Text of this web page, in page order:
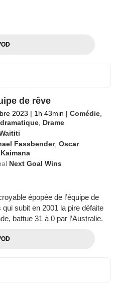
de rêve
2023 | 1h 43min | Comédie
Drame
Fassbender,Oscar
Kaimana
Next Goal Wins
épopée de l’équipe de
subit en 2001 la pire défaite
battue 31 à 0 par l’Australie.